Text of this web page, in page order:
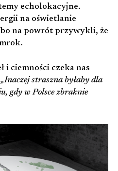
echolokacyjne.
na oświetlanie
na powrót przywykli, że
i ciemności czeka nas
„Inaczej straszna byłaby dla
gdy w Polsce zbraknie